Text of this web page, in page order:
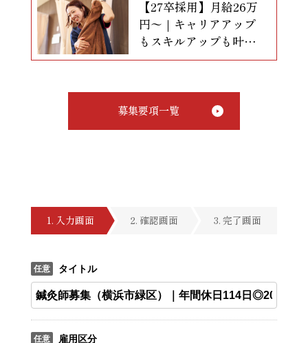
【27卒採用】月給26万
円〜｜キャリアアップ
もスキルアップも叶う
整骨院で柔道整復師募
回◎
募集要項一覧
入力画面 確認画面 完了画面
タイトル
雇用区分